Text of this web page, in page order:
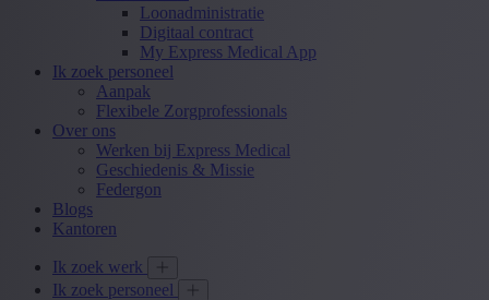
Loonadministratie
Digitaal contract
My Express Medical App
Ik zoek personeel
Aanpak
Flexibele Zorgprofessionals
Over ons
Werken bij Express Medical
Geschiedenis & Missie
Federgon
Blogs
Kantoren
Ik zoek werk
Ik zoek personeel